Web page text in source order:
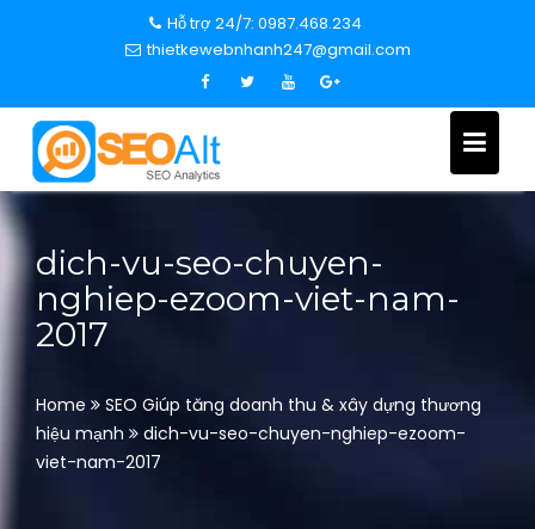
c
o
Hỗ trợ 24/7: 0987.468.234
thietkewebnhanh247@gmail.com
dich-vu-seo-chuyen-
nghiep-ezoom-viet-nam-
2017
Home
SEO Giúp tăng doanh thu & xây dựng thương
hiệu mạnh
dich-vu-seo-chuyen-nghiep-ezoom-
viet-nam-2017